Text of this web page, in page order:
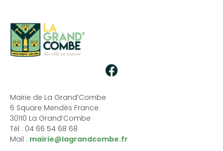
Mairie de La Grand’Combe
6 Square Mendès France
30110 La Grand’Combe
Tél : 04 66 54 68 68
Mail : mairie@lagrandcombe.fr